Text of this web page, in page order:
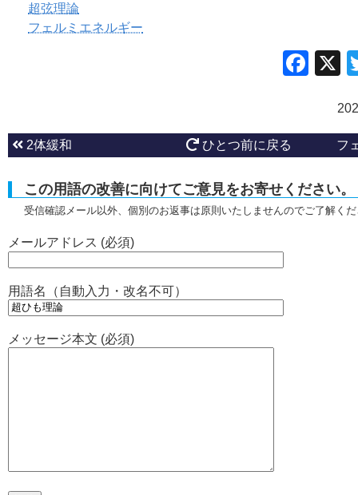
超弦理論
フェルミエネルギー
2体緩和 ひとつ前に戻る フ
この用語の改善に向けてご意見をお寄せください。
受信確認メール以外、個別のお返事は原則いたしませんのでご了解く
メールアドレス (必須)
用語名（自動入力・改名不可）
メッセージ本文 (必須)